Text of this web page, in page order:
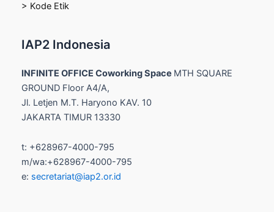
> Kode Etik
IAP2 Indonesia
INFINITE OFFICE Coworking Space MTH SQUARE
GROUND Floor A4/A,
Jl. Letjen M.T. Haryono KAV. 10
JAKARTA TIMUR 13330
t: +628967-4000-795
m/wa:+628967-4000-795
e: secretariat@iap2.or.id